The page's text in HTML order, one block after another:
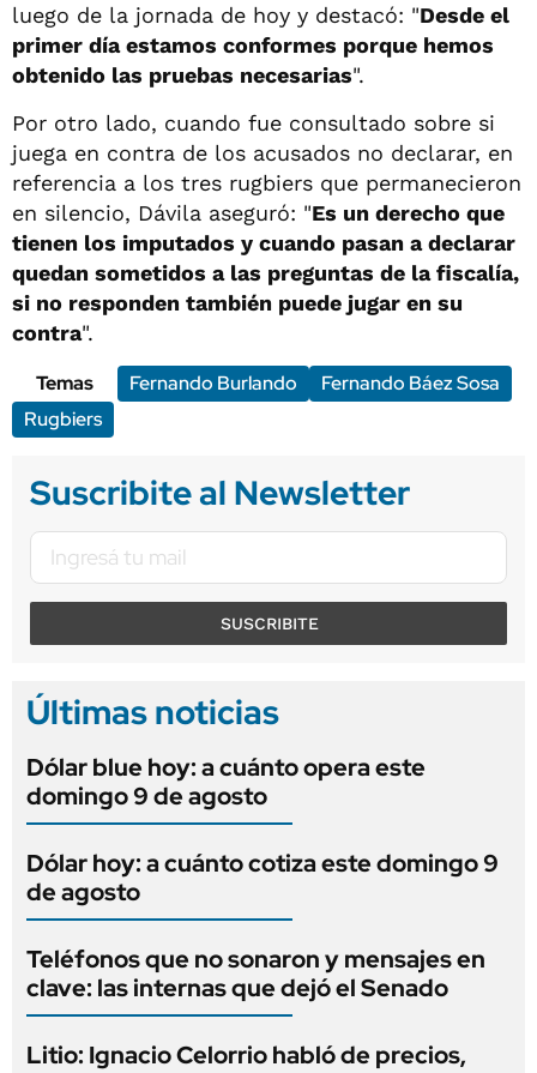
luego de la jornada de hoy y destacó: "Desde el
primer día estamos conformes porque hemos
obtenido las pruebas necesarias".
Por otro lado, cuando fue consultado sobre si
juega en contra de los acusados no declarar, en
referencia a los tres rugbiers que permanecieron
en silencio, Dávila aseguró: "Es un derecho que
tienen los imputados y cuando pasan a declarar
quedan sometidos a las preguntas de la fiscalía,
si no responden también puede jugar en su
contra".
Temas
Fernando Burlando
Fernando Báez Sosa
Rugbiers
Suscribite al Newsletter
SUSCRIBITE
Últimas noticias
Dólar blue hoy: a cuánto opera este
domingo 9 de agosto
Dólar hoy: a cuánto cotiza este domingo 9
de agosto
Teléfonos que no sonaron y mensajes en
clave: las internas que dejó el Senado
Litio: Ignacio Celorrio habló de precios,